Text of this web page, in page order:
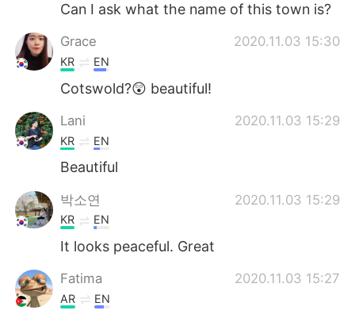
Can I ask what the name of this town is?
Grace 2020.11.03 15:30
KR EN
Cotswold?😲 beautiful!
Lani 2020.11.03 15:29
KR EN
Beautiful
박소연 2020.11.03 15:29
KR EN
It looks peaceful. Great
Fatima 2020.11.03 15:27
AR EN